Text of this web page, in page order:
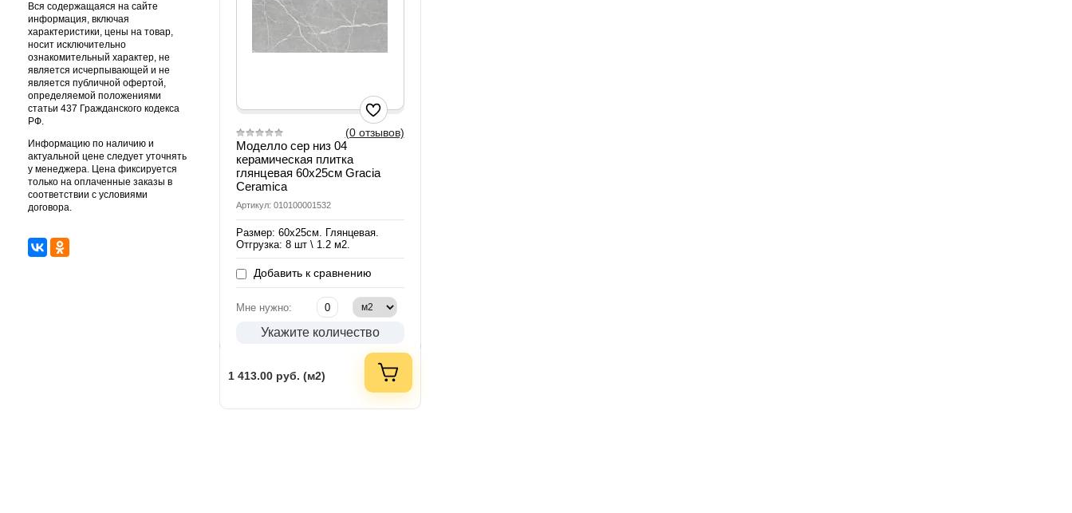
Вся содержащаяся на сайте
информация, включая
характеристики, цены на товар,
носит исключительно
ознакомительный характер, не
является исчерпывающей и не
является публичной офертой,
определяемой положениями
статьи 437 Гражданского кодекса
РФ.
Информацию по наличию и
актуальной цене следует уточнять
у менеджера. Цена фиксируется
только на оплаченные заказы в
соответствии с условиями
договора.
(0 отзывов)
Моделло сер низ 04
керамическая плитка
глянцевая 60х25см Gracia
Ceramica
Артикул: 010100001532
Размер: 60х25см. Глянцевая.
Отгрузка: 8 шт \ 1.2 м2.
Добавить к сравнению
Мне нужно:
Укажите количество
1 413.00 руб. (м2)